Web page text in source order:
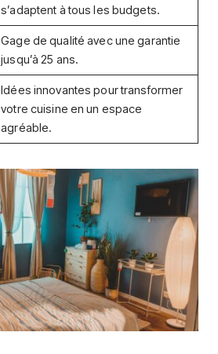
s’adaptent à tous les budgets.
Gage de qualité avec une garantie
jusqu’à 25 ans.
Idées innovantes pour transformer
votre cuisine en un espace
agréable.